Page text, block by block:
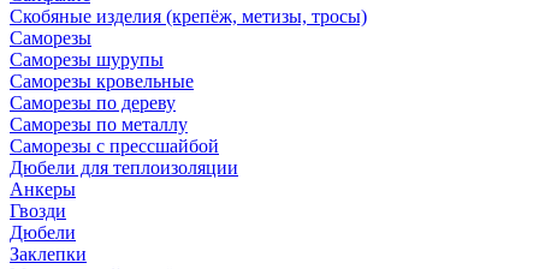
Скобяные изделия (крепёж, метизы, тросы)
Саморезы
Саморезы шурупы
Саморезы кровельные
Саморезы по дереву
Саморезы по металлу
Саморезы с прессшайбой
Дюбели для теплоизоляции
Анкеры
Гвозди
Дюбели
Заклепки